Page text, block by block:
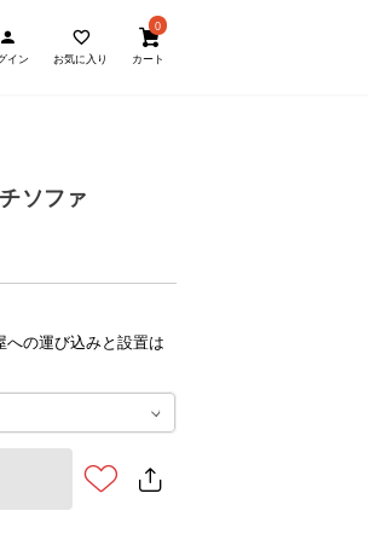
イン お気に入り
0
カート
ソファ
への運び込みと設置は